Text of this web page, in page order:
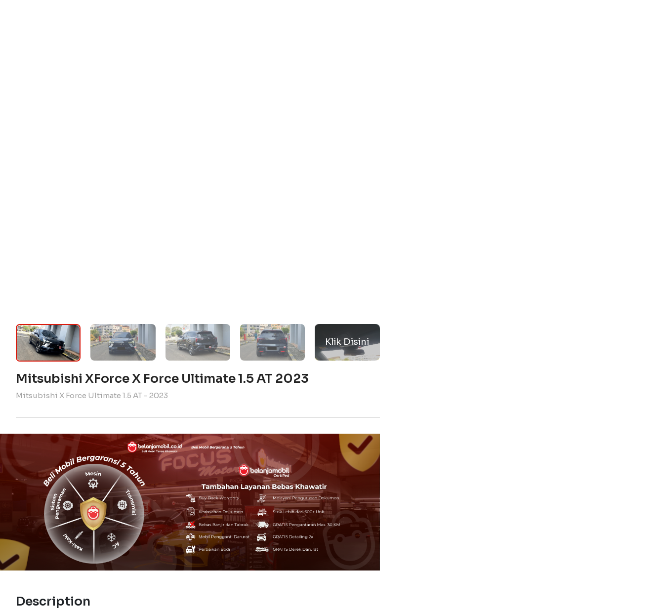
Mitsubishi XForce X Force Ultimate 1.5 AT 2023
Mitsubishi X Force Ultimate 1.5 AT - 2023
Description